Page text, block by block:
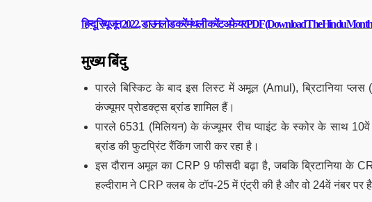
हिन्दू रिव्यू जून 2022, डाउनलोड करें मंथली करेंट अफेयर PDF (Download The Hindu
मुख्य बिंदु
पारले बिस्किट के बाद इस लिस्ट में अमूल (Amul), ब्रिटानिया
कंज्यूमर प्रोडक्ट्स ब्रांड शामिल हैं।
पारले 6531 (मिलियन) के कंज्यूमर रीच प्वाइंट के स्कोर के साथ
ब्रांड की फुटप्रिंट रैंकिंग जारी कर रहा है।
इस दौरान अमूल का CRP 9 फीसदी बढ़ा है, जबकि ब्रिटानिया के
हल्दीराम ने CRP क्लब के टॉप-25 में एंट्री की है और वो 24वें नंबर पर